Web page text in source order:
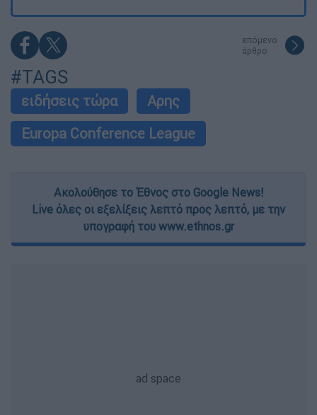
επόμενο
άρθρο
#TAGS
ειδήσεις τώρα
Αρης
Europa Conference League
Ακολούθησε το Έθνος στο Google News!
Live όλες οι εξελίξεις λεπτό προς λεπτό, με την
υπογραφή του www.ethnos.gr